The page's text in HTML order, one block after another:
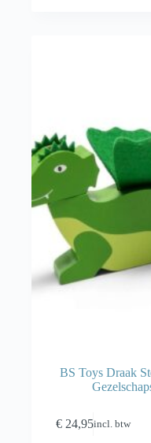
BS Toys Draak
€ 24,95incl. btw